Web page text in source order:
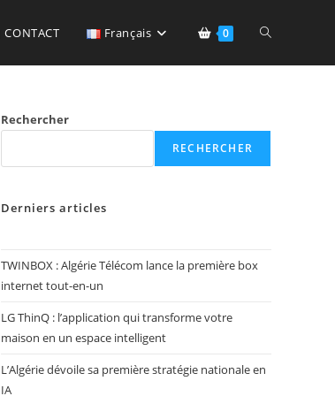
CONTACT Français 0 Toggle
search
Rechercher
RECHERCHER
Derniers articles
TWINBOX : Algérie Télécom lance la première box
internet tout-en-un
LG ThinQ : l’application qui transforme votre
maison en un espace intelligent
L’Algérie dévoile sa première stratégie nationale en
IA